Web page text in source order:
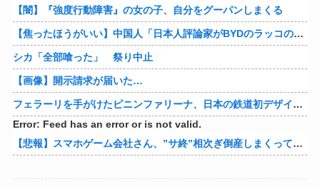
【闇】『強度行動障害』の女の子、自分をグーパンしまくる
【焦ったほうがいい】中国人「日本人評論家がBYDのラッコの装備を褒めてるけど中国では基本的な装備やぞ…？」
シカ「全部喰った」 祭り中止
【画像】開示請求が届いた…
フェラーリを手がけたピニンファリーナ、日本の鉄道初デザイン。南海電鉄が新たな空港特急をなにわ筋線へ導入
Error: Feed has an error or is not valid.
【悲報】スマホゲーム会社さん、”サ終”相次ぎ倒産しまくってる模様